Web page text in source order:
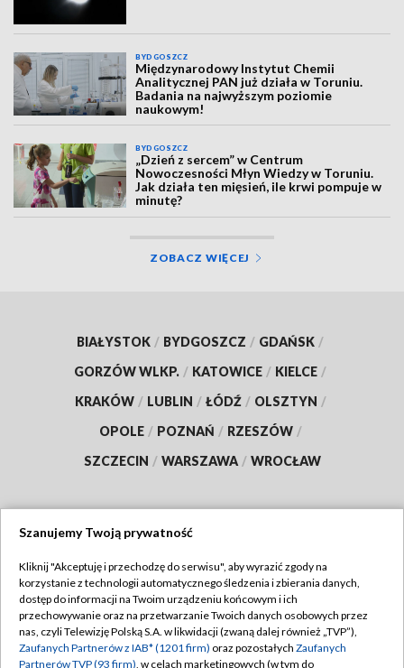
BYDGOSZCZ
Międzynarodowy Instytut Chemii
Analitycznej PAN już działa w Toruniu.
Badania na najwyższym poziomie
naukowym!
BYDGOSZCZ
„Dzień z sercem” w Centrum
Nowoczesności Młyn Wiedzy w Toruniu.
Jak działa ten mięsień, ile krwi pompuje w
minutę?
ZOBACZ WIĘCEJ
BIAŁYSTOK / BYDGOSZCZ / GDAŃSK /
GORZÓW WLKP. / KATOWICE / KIELCE /
KRAKÓW / LUBLIN / ŁÓDŹ / OLSZTYN /
OPOLE / POZNAŃ / RZESZÓW /
SZCZECIN / WARSZAWA / WROCŁAW
TVP
Abonament TVP
Emisja w TVP
Regulamin TVP
Polityka prywatności
Szanujemy Twoją prywatność
Kliknij "Akceptuję i przechodzę do serwisu", aby wyrazić zgody na
korzystanie z technologii automatycznego śledzenia i zbierania danych,
dostęp do informacji na Twoim urządzeniu końcowym i ich
przechowywanie oraz na przetwarzanie Twoich danych osobowych przez
nas, czyli Telewizję Polską S.A. w likwidacji (zwaną dalej również „TVP”),
Zaufanych Partnerów z IAB* (1201 firm) oraz pozostałych Zaufanych
Partnerów TVP (93 firm), w celach marketingowych (w tym do